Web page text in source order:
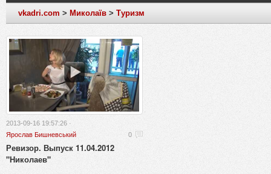
vkadri.com > Миколаїв > Туризм
2013-09-16 19:57:26 ·
Ярослав Бишневський
0
Ревизор. Выпуск 11.04.2012
"Николаев"